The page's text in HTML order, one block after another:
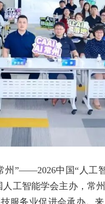
州”——2026中国“人工
工智能学会主办，常
服务业促进会承办。